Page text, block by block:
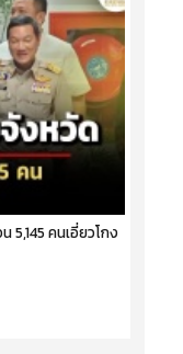
5,145 คนเอี่ยวโกง